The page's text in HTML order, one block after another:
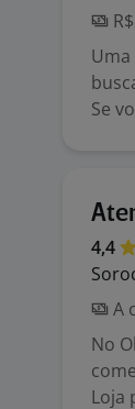
Se
4,4
A
No
Loja